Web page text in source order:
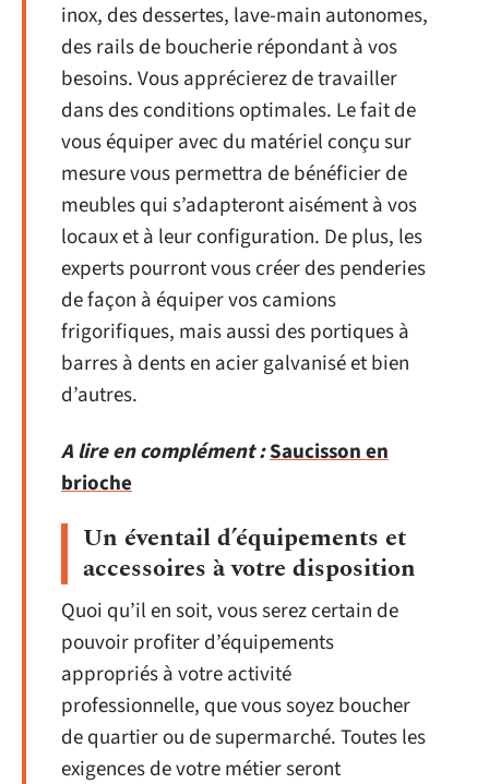
inox, des dessertes, lave-main autonomes,
des rails de boucherie répondant à vos
besoins. Vous apprécierez de travailler
dans des conditions optimales. Le fait de
vous équiper avec du matériel conçu sur
mesure vous permettra de bénéficier de
meubles qui s’adapteront aisément à vos
locaux et à leur configuration. De plus, les
experts pourront vous créer des penderies
de façon à équiper vos camions
frigorifiques, mais aussi des portiques à
barres à dents en acier galvanisé et bien
d’autres.
A lire en complément :Saucisson en
brioche
Un éventail d’équipements et
accessoires à votre disposition
Quoi qu’il en soit, vous serez certain de
pouvoir profiter d’équipements
appropriés à votre activité
professionnelle, que vous soyez boucher
de quartier ou de supermarché. Toutes les
exigences de votre métier seront